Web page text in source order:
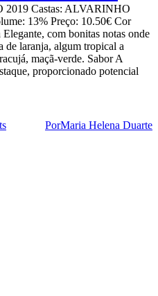
2019 Castas: ALVARINHO
13% Preço: 10.50€ Cor
com bonitas notas onde
de laranja, algum tropical a
maçã-verde. Sabor A
proporcionado potencial
PorMaria Helena Duarte